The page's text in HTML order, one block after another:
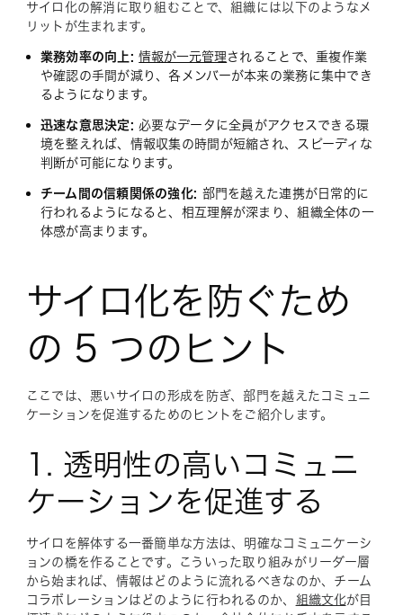
サイロ化の解消に取り組むことで、組織には以下のようなメ
リットが生まれます。
業務効率の向上: 情報が一元管理 されることで、重複作業
や確認の手間が減り、各メンバーが本来の業務に集中でき
るようになります。
迅速な意思決定: 必要なデータに全員がアクセスできる環
境を整えれば、情報収集の時間が短縮され、スピーディな
判断が可能になります。
チーム間の信頼関係の強化: 部門を越えた連携が日常的に
行われるようになると、相互理解が深まり、組織全体の一
体感が高まります。
サイロ化を防ぐため
の 5 つのヒント
ここでは、悪いサイロの形成を防ぎ、部門を越えたコミュニ
ケーションを促進するためのヒントをご紹介します。
1. 透明性の高いコミュニ
ケーションを促進する
サイロを解体する一番簡単な方法は、明確なコミュニケーシ
ョンの橋を作ることです。こういった取り組みがリーダー層
から始まれば、情報はどのように流れるべきなのか、チーム
コラボレーションはどのように行われるのか、
組織文化が目